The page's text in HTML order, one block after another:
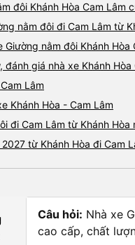
đôi Khánh Hòa Cam Lâm
nằm đôi đi Cam Lâm từ
Giường nằm đôi Khánh Hòa
đánh giá nhà xe Khánh
Lâm
Khánh Hòa - Cam Lâm
đi Cam Lâm từ Khánh Hòa
từ Khánh Hòa đi Cam
Câu hỏi: Nhà xe
cao cấp, chất